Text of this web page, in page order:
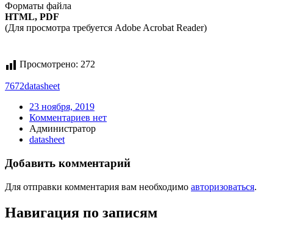
Форматы файла
HTML, PDF
(Для просмотра требуется Adobe Acrobat Reader)
Просмотрено: 272
7672datasheet
23 ноября, 2019
Комментариев нет
Администратор
datasheet
Добавить комментарий
Для отправки комментария вам необходимо авторизоваться.
Навигация по записям